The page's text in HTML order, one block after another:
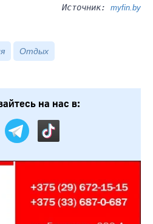
Источник: myfin.by
Отдых
на нас в: